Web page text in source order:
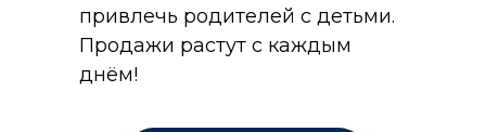
привлечь родителей с детьми.
Продажи растут с каждым
днём!